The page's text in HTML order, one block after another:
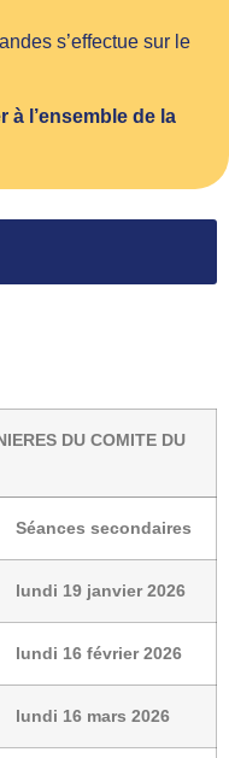
s’effectue sur le
à l’ensemble de la
DU COMITE DU
Séances secondaires
lundi 19 janvier 2026
lundi 16 février 2026
lundi 16 mars 2026